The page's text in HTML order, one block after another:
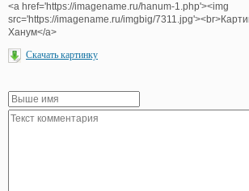
<a href='https://imagename.ru/hanum-1.php'><img
src='https://imagename.ru/imgbig/
Ханум</a>
Скачать картинку